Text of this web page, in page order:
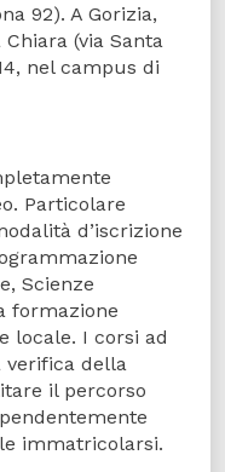
92). A Gorizia,
(via Santa
nel campus di
Particolare
d’iscrizione
Scienze
formazione
locale. I corsi ad
verifica della
il percorso
immatricolarsi.